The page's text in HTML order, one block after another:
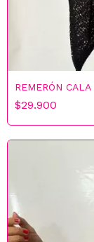
REMERÓN CALA
$29.900